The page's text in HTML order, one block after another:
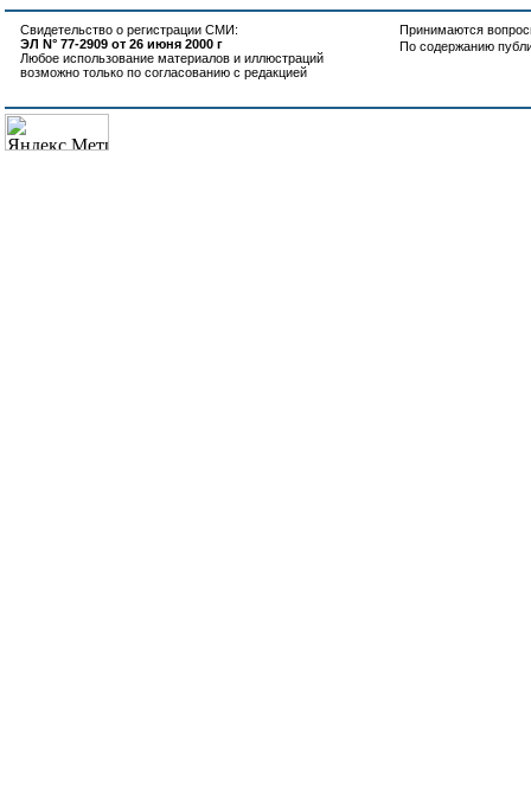
Свидетельство о регистрации СМИ:
ЭЛ N° 77-2909 от 26 июня 2000 г
Любое использование материалов и иллюстраций
возможно только по согласованию с редакцией
Принимаются
По содержанию